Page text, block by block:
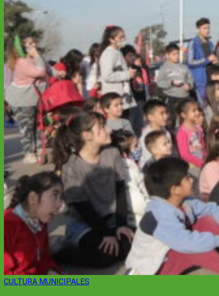
CULTURA MUNICIPALES